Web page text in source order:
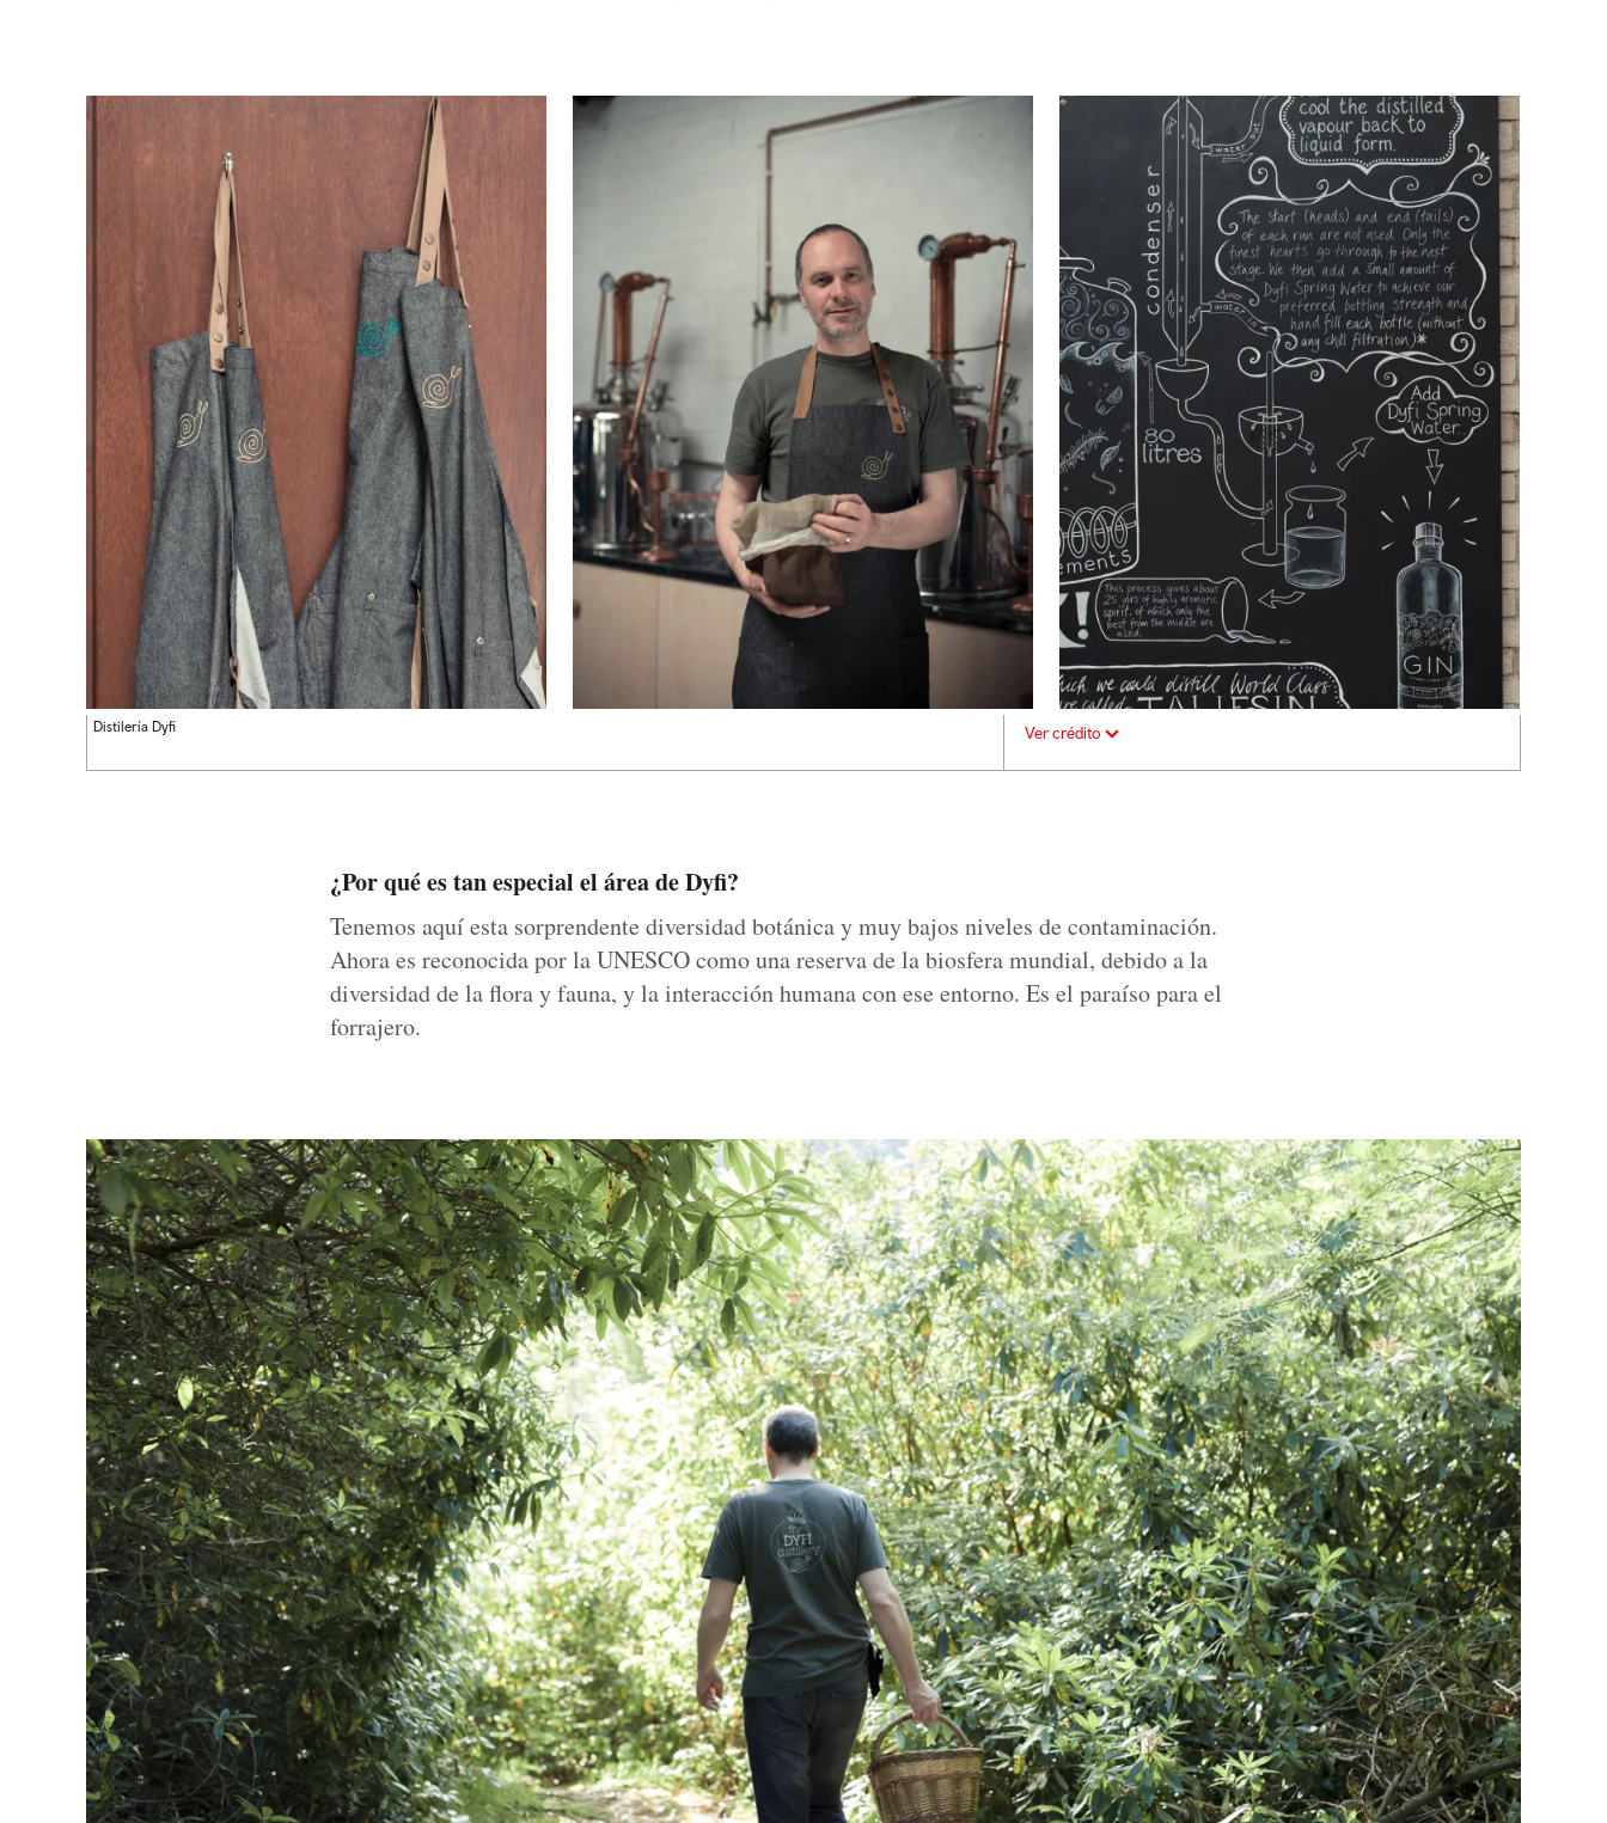
Distilería Dyfi Ver crédito
¿Por qué es tan especial el área de Dyfi?
Tenemos aquí esta sorprendente diversidad botánica y muy bajos niveles de contaminación.
Ahora es reconocida por la UNESCO como una reserva de la biosfera mundial, debido a la
diversidad de la flora y fauna, y la interacción humana con ese entorno. Es el paraíso para el
forrajero.